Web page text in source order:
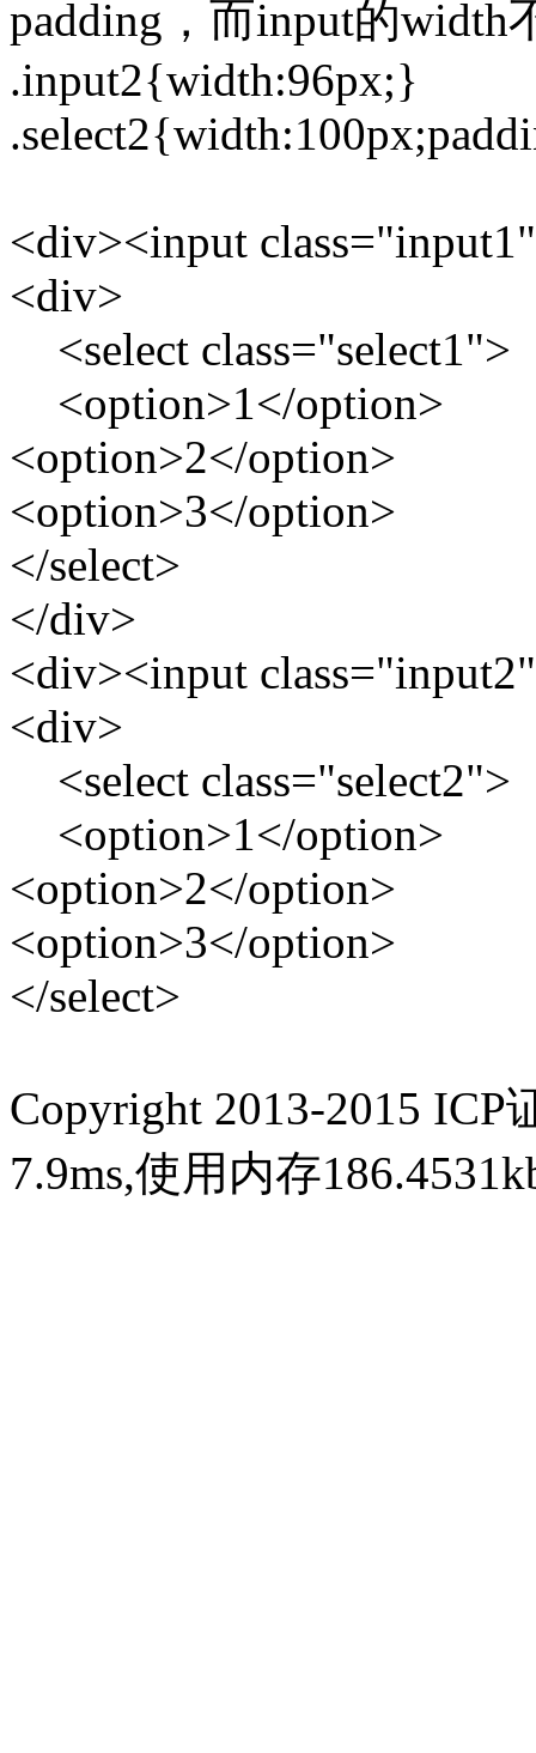
padding，而input的width
.input2{width:96px;}
<div><input
<div>
<select class="select1">
<option>1</option>
<option>2</option>
<option>3</option>
</select>
</div>
<div><input
<div>
<select class="select2">
<option>1</option>
<option>2</option>
<option>3</option>
</select>
Copyright 2013-2015 ICP
7.9ms,使用内存